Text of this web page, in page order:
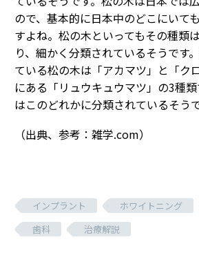
ので、基本的に日本中のどこにいて
すよね。松の木といってもその種類
り、細かく分類されているそうです
ている松の木は「アカマツ」と「ク
にある「リュウキュウマツ」の3種
はこのどれかに分類されているそうで
（出典、参考：雑学.com）
インプラント ホワイトニング
歯科
治療解説